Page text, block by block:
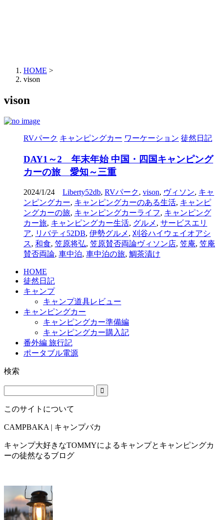
HOME >
vison
vison
RVパーク キャンピングカー ワーケーション 徒然日記
DAY1～2 年末年始 中国・四国キャンピング
カーの旅 愛知～三重
2024/1/24 Liberty52db, RVパーク, vison, ヴィソン, キャ
ンピングカー, キャンピングカーのある生活, キャンピ
ングカーの旅, キャンピングカーライフ, キャンピング
カー旅, キャンピングカー生活, グルメ , サービスエリ
ア, リバティ52DB, 伊勢グルメ , 刈谷ハイウェイオアシ
ス, 和食, 笠原将弘, 笠原賛否両論ヴィソン店, 笠庵, 笠庵
賛否両論, 車中泊, 車中泊の旅, 鯛茶漬け
HOME
徒然日記
キャンプ
キャンプ道具レビュー
キャンピングカー
キャンピングカー準備編
キャンピングカー購入記
番外編 旅行記
ポータブル電源
検索
このサイトについて
CAMPBAKA | キャンプバカ
キャンプ大好きなTOMMYによるキャンプとキャンピングカ
ーの徒然なるブログ